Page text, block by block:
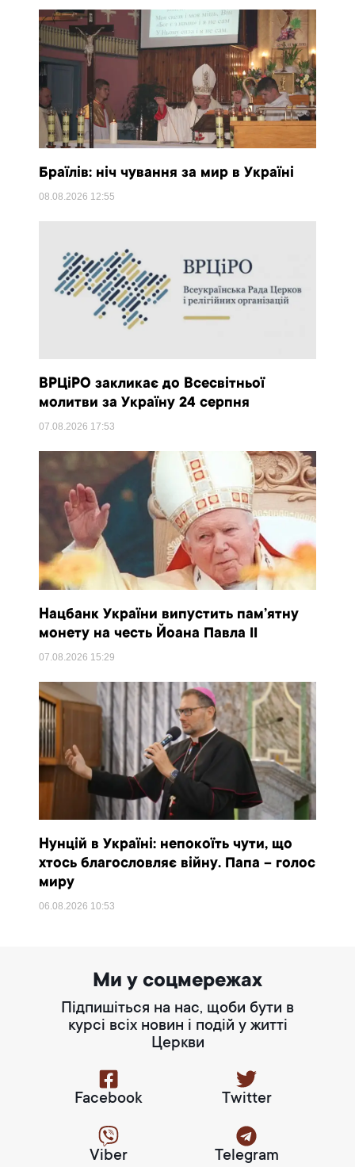
Браїлів: ніч чування за мир в Україні
08.08.2026 12:55
ВРЦіРО закликає до Всесвітньої
молитви за Україну 24 серпня
07.08.2026 17:53
Нацбанк України випустить пам’ятну
монету на честь Йоана Павла II
07.08.2026 15:29
Нунцій в Україні: непокоїть чути, що
хтось благословляє війну. Папа – голос
миру
06.08.2026 10:53
Ми у соцмережах
Підпишіться на нас, щоби бути в
курсі всіх новин і подій у житті
Церкви
Facebook Twitter
Viber Telegram